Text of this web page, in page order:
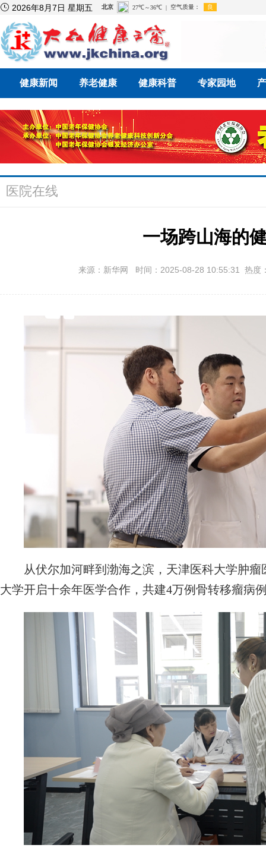
 2026年8月7日 星期五
健康新闻 养老健康 健康科普 专家园地
医院在线
一场跨山海的
来源：新华网 时间：2025-08-28 10:55:31 热度
从伏尔加河畔到渤海之滨，天津医科大学肿瘤
大学开启十余年医学合作，共建4万例骨转移瘤病